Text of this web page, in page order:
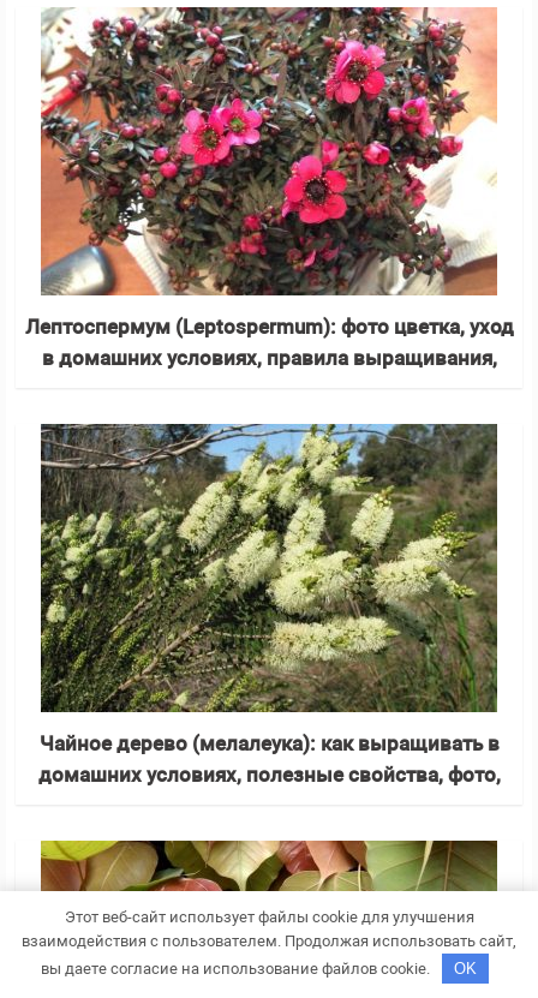
Лептоспермум (Leptospermum): фото цветка, уход
в домашних условиях, правила выращивания,
Чайное дерево (мелалеука): как выращивать в
домашних условиях, полезные свойства, фото,
Этот веб-сайт использует файлы cookie для улучшения
взаимодействия с пользователем. Продолжая использовать сайт,
вы даете согласие на использование файлов cookie.
OK